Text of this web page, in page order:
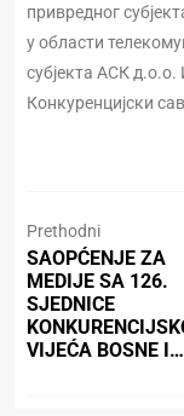
привредног
у области
субјекта АСК д.о.о.
Конкуренцијски
Prethodni
SAOPĆENJE ZA
MEDIJE SA 126.
SJEDNICE
VIJEĆA BOSNE I…